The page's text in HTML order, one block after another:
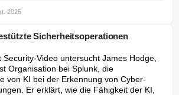
2025
Sicherheitsoperationen
Security-Video untersucht James Hodge,
Organisation bei Splunk, die
von KI bei der Erkennung von Cyber-
Er erklärt, wie die Fähigkeit der KI,